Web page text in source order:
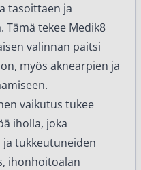
tasoittaen ja
tekee Medik8
valinnan paitsi
myös aknearpien ja
vaikutus tukee
iholla, joka
tukkeutuneiden
ihonhoitoalan